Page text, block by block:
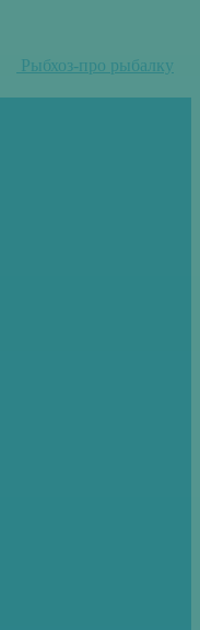
Рыбхоз-про рыбалку